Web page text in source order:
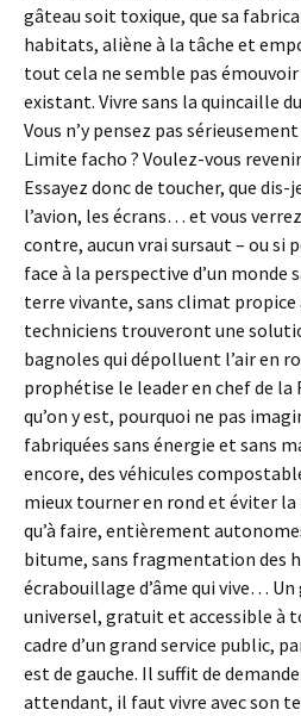
gâteau soit toxique, que sa
habitats, aliène à la tâche et
tout cela ne semble pas émouvoir
existant. Vivre sans la quincaille
Vous n’y pensez pas
Limite facho ? Voulez-vous revenir
Essayez donc de toucher, que dis-
l’avion, les écrans… et vous
contre, aucun vrai sursaut – ou si
face à la perspective d’un monde
terre vivante, sans climat propice
techniciens trouveront une
bagnoles qui dépolluent l’air en
prophétise le leader en chef de la
qu’on y est, pourquoi ne pas
fabriquées sans énergie et sans
encore, des véhicules
mieux tourner en rond et éviter
qu’à faire, entièrement
bitume, sans fragmentation des
écrabouillage d’âme qui vive…
universel, gratuit et accessible à
cadre d’un grand service public,
est de gauche. Il suffit de
attendant, il faut vivre avec son